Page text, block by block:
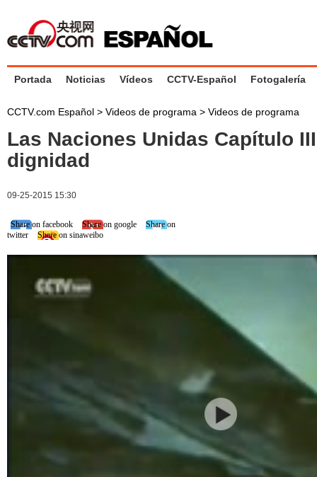
Portada Noticias Vídeos CCTV-Español Fotogalería
CCTV.com Español > Videos de programa > Videos de programa
Las Naciones Unidas Capítulo
dignidad
09-25-2015 15:30
Share on facebook Share on google
Share on
twitter
Share on sinaweibo